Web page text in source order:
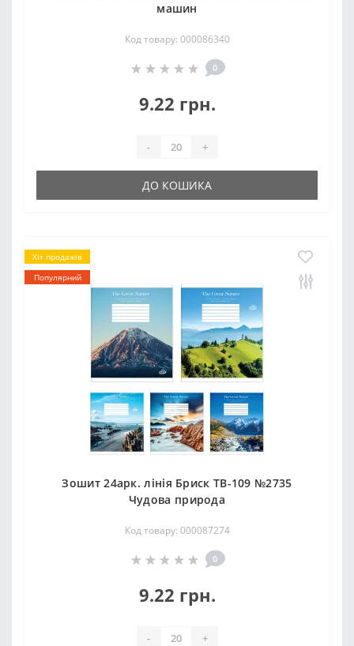
машин
Код товару: 000086340
0
9.22 грн.
- +
ДО КОШИКА
Хіт продажів
Популярний
Зошит 24арк. лінія Бриск ТВ-109 №2735
Чудова природа
Код товару: 000087274
0
9.22 грн.
- +